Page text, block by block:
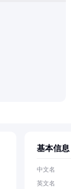
基本信息
中文名
英文名